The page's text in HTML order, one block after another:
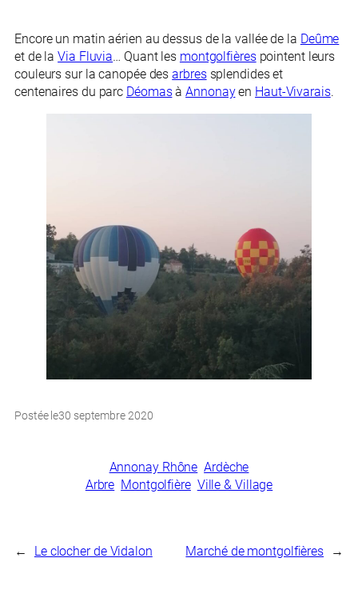
Encore un matin aérien au dessus de la vallée de la Deûme
et de laVia Fluvia… Quant les montgolfièrespointent leurs
couleurs sur la canopée desarbressplendides et
centenaires du parc DéomasàAnnonayen Haut-Vivarais.
Postée le30 septembre 2020
Annonay Rhône Ardèche
Arbre Montgolfière Ville & Village
← Le clocher de Vidalon Marché de montgolfières →